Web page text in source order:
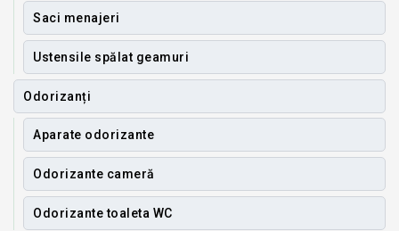
Saci menajeri
Ustensile spălat geamuri
Odorizanți
Aparate odorizante
Odorizante cameră
Odorizante toaleta WC